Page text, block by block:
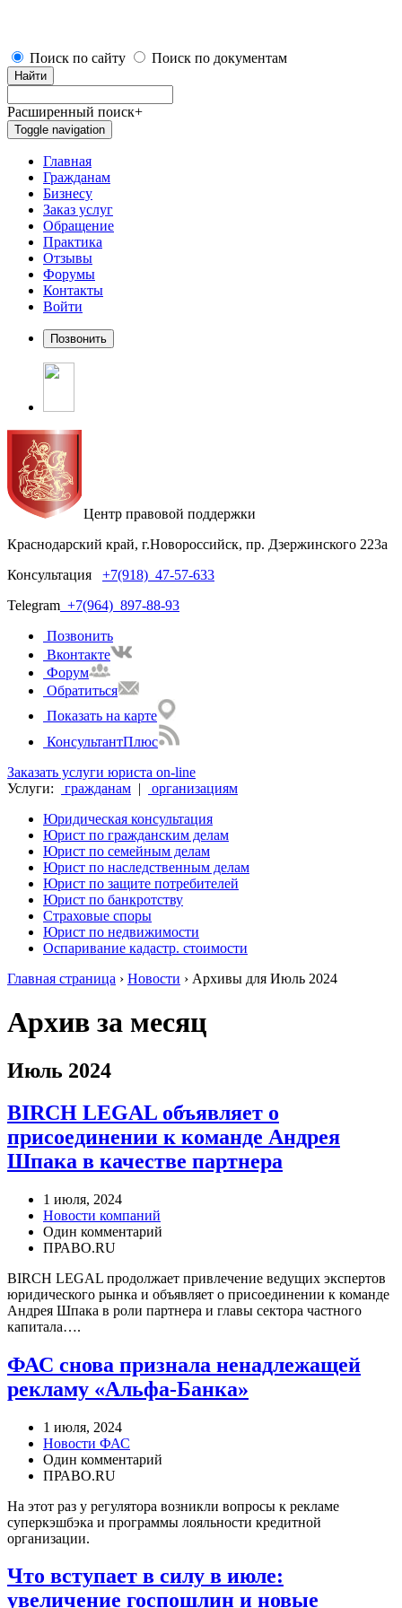
Поиск по сайту Поиск по документам
Найти
Расширенный поиск+
Toggle navigation
Главная
Гражданам
Бизнесу
Заказ услуг
Обращение
Практика
Отзывы
Форумы
Контакты
Войти
Центр правовой поддержки
Краснодарский край, г.Новороссийск, пр. Дзержинского 223а
Консультация +7(918) 47-57-633
Telegram +7(964) 897-88-93
Позвонить
Вконтакте
Форум
Обратиться
Показать на карте
КонсультантПлюс
Заказать услуги юриста on-line
Услуги:
гражданам |
организациям
Юридическая консультация
Юрист по гражданским делам
Юрист по семейным делам
Юрист по наследственным делам
Юрист по защите потребителей
Юрист по банкротству
Страховые споры
Юрист по недвижимости
Оспаривание кадастр. стоимости
Главная страница › Новости › Архивы для Июль 2024
Архив за месяц
Июль 2024
BIRCH LEGAL объявляет о
присоединении к команде Андрея
Шпака в качестве партнера
1 июля, 2024
Новости компаний
Один комментарий
ПРАВО.RU
BIRCH LEGAL продолжает привлечение ведущих экспертов
юридического рынка и объявляет о присоединении к команде
Андрея Шпака в роли партнера и главы сектора частного
капитала….
ФАС снова признала ненадлежащей
рекламу «Альфа-Банка»
1 июля, 2024
Новости ФАС
Один комментарий
ПРАВО.RU
На этот раз у регулятора возникли вопросы к рекламе
суперкэшбэка и программы лояльности кредитной
организации.
Что вступает в силу в июле:
увеличение госпошлин и новые